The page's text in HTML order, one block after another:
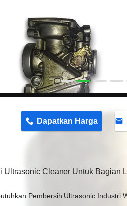
Dapatkan Harga
Ultrasonic Cleaner Untuk Bagian
Pembersih Ultrasonic Industri